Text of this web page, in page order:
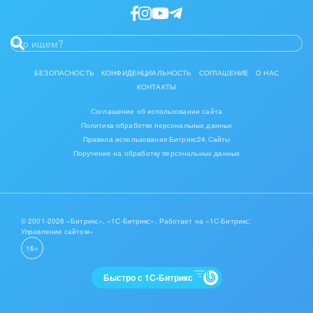
БЕЗОПАСНОСТЬ КОНФИДЕНЦИАЛЬНОСТЬ СОГЛАШЕНИЕ
О НАС
КОНТАКТЫ
Соглашение об использовании сайта
Политика обработки персональных данных
Правила использования Битрикс24.Сайты
Поручение на обработку персональных данных
© 2001-2026 «Битрикс», «1С-Битрикс». Работает на «1С-Битрикс:
Управление сайтом»
16+
Быстро с 1С-Битрикс